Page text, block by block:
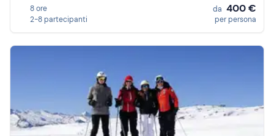
8 ore
2-8 partecipanti
da 400 €
per persona